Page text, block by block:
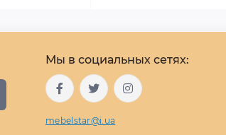
Мы в социальных сетях:
mebelstar@i.ua